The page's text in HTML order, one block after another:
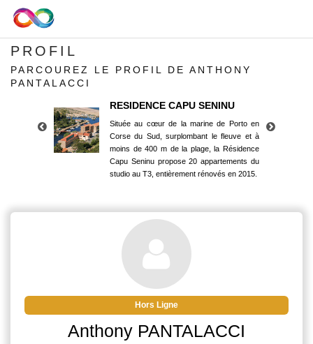
PROFIL
PARCOUREZ LE PROFIL DE ANTHONY
PANTALACCI
RESIDENCE CAPU SENINU
Située au cœur de la marine de Porto en
Corse du Sud, surplombant le fleuve et à
moins de 400 m de la plage, la Résidence
Capu Seninu propose 20 appartements du
studio au T3, entièrement rénovés en 2015.
Corse du Sud, surplombant le fleuve et à
moins de 400 m de la plage, la Résidence
Capu Seninu propose 20 appartements du
studio au T3, entièrement rénovés en 2015.
Hors Ligne
Anthony PANTALACCI